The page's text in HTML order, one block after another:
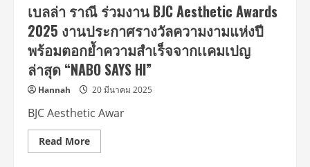
ประกาศ
รางวัล
ความ
งาม
แห่ง
ปี
เบลล่า ราณี ร่วมงาน BJC Aesthetic Awards
2025 งานประกาศรางวัลความงามแห่งปี
พร้อมตอกย้ำความสำเร็จจากเเคมเปญ
ล่าสุด “NABO SAYS HI”
Hannah 20 มีนาคม 2025
BJC Aesthetic Awar
Read MoreRead
more